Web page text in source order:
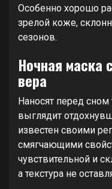
Особенно хорошо
зрелой коже,
сезонов.
Ночная маска
вера
Наносят перед
выглядит
известен своими
смягчающими
чувствительной и
а текстура не